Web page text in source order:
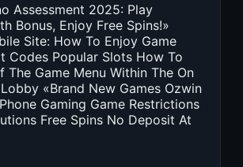
Assessment 2025: Play
Bonus, Enjoy Free Spins!»
Site: How To Enjoy Game
Codes Popular Slots How To
The Game Menu Within The On
«Brand New Games Ozwin
Gaming Game Restrictions
Free Spins No Deposit At